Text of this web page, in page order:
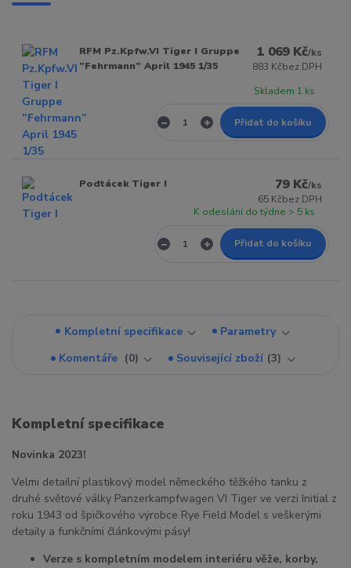
RFM Pz.Kpfw.VI Tiger I Gruppe
”Fehrmann” April 1945 1/35
1 069 Kč/ks
883 Kčbez DPH
Skladem 1 ks
Přidat do košíku
Podtácek Tiger I 79 Kč/ks
65 Kčbez DPH
K odeslání do týdne > 5 ks
Přidat do košíku
Kompletní specifikace
Parametry
Komentáře
0 Související zboží 3
Kompletní specifikace
Novinka 2023!
Velmi detailní plastikový model německého těžkého tanku z
druhé světové války Panzerkampfwagen VI Tiger ve verzi Initial z
roku 1943 od špičkového výrobce Rye Field Model s veškerými
detaily a funkčními článkovými pásy!
Verze s kompletním modelem interiéru věže, korby,